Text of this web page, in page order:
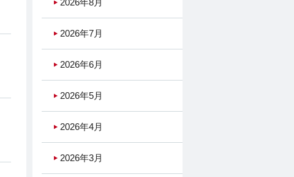
2026年8月
2026年7月
2026年6月
2026年5月
2026年4月
2026年3月